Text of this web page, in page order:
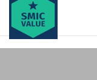
Skip
the
content